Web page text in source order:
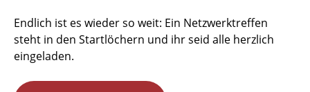
Endlich ist es wieder so weit: Ein Netzwerktreffen
steht in den Startlöchern und ihr seid alle herzlich
eingeladen.